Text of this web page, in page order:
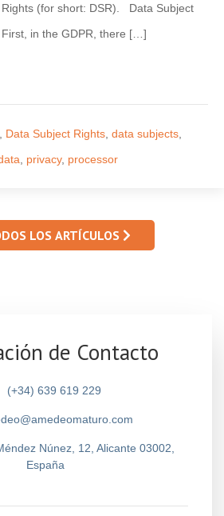
(for short: DSR). Data Subject
in the GDPR, there […]
Data Subject Rights data subjects
privacy, processor
LOS ARTÍCULOS
de Contacto
(+34) 639 619 229
Núnez, 12, Alicante 03002,
España